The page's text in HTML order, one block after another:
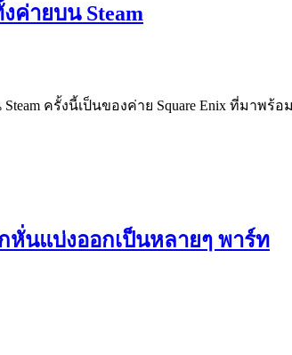
ค่ายบน Steam
ครั้งนี้เป็นของค่าย Square Enix ที่มา
กหั่นแบ่งออกเป็นหลายๆ พาร์ท